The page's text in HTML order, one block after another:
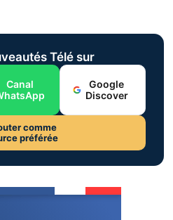
Télé sur
Canal
Google
Discover
comme
préférée